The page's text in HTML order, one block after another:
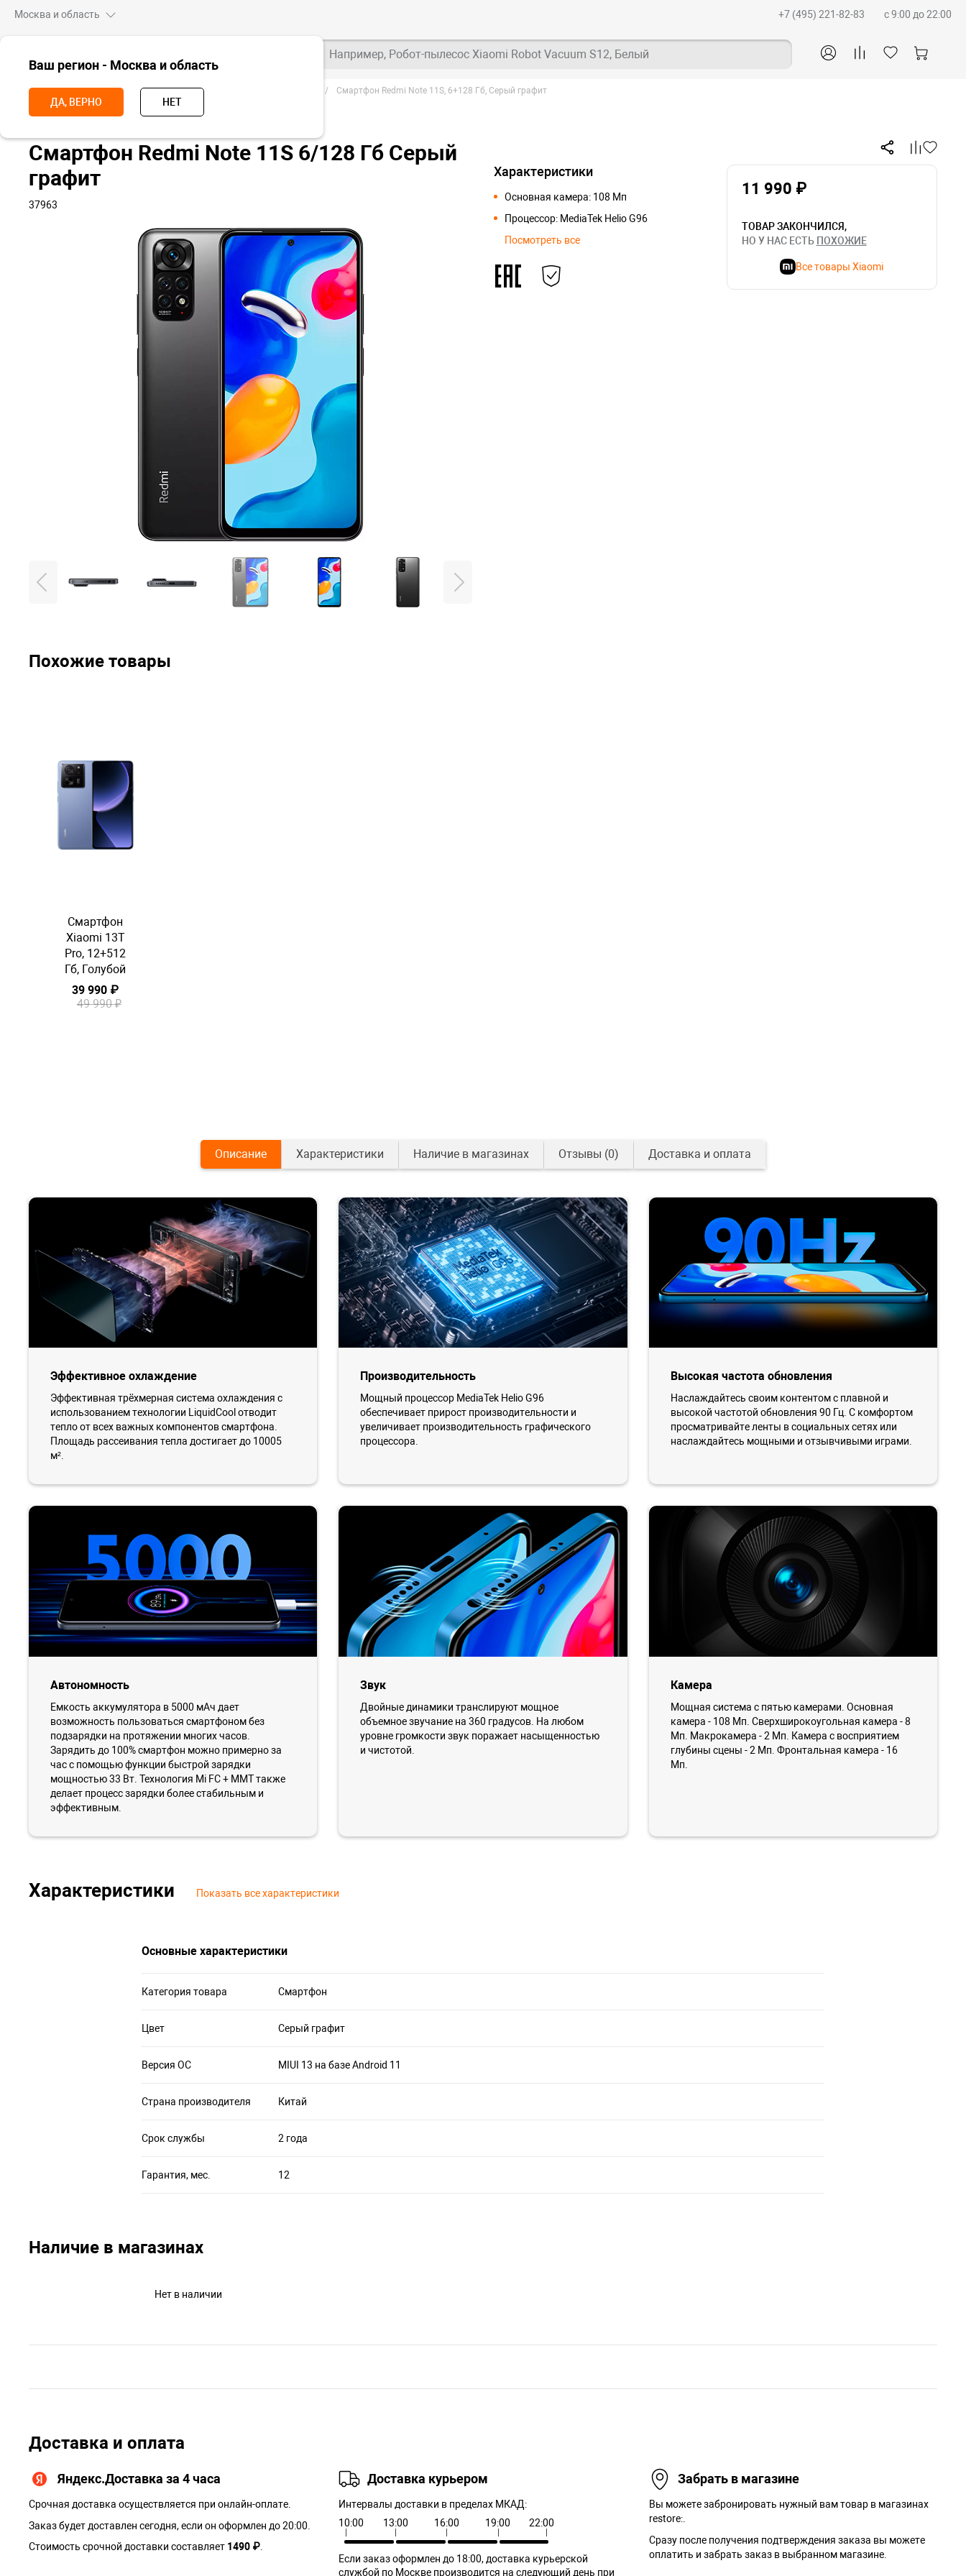
Москва и область
Ваш регион - Москва и область
ДА, ВЕРНО НЕТ
+7 (495) 221-82-83 c 9:00 до 22:00
Например, Робот-пылесос Xiaomi Robot Vacuum S12, Белый
Главная Смартфоны Redmi Redmi Note 11 Смартфон Redmi Note 11S, 6+128 Гб, Серый графит
Смартфон Redmi Note 11S 6/128 Гб Серый
графит
37963
Характеристики
Основная камера: 108 Мп
Процессор: MediaTek Helio G96
Посмотреть все
11 990 ₽
ТОВАР ЗАКОНЧИЛСЯ,
НО У НАС ЕСТЬ ПОХОЖИЕ
Все товары Xiaomi
Похожие товары
Смартфон
Xiaomi 13T
Pro, 12+512
Гб, Голубой
39 990 ₽
49 990 ₽
Описание Характеристики Наличие в магазинах Отзывы (0) Доставка и оплата
Эффективное охлаждение
Эффективная трёхмерная система охлаждения с
использованием технологии LiquidCool отводит
тепло от всех важных компонентов смартфона.
Площадь рассеивания тепла достигает до 10005
м².
Производительность
Мощный процессор MediaTek Helio G96
обеспечивает прирост производительности и
увеличивает производительность графического
процессора.
Высокая частота обновления
Наслаждайтесь своим контентом с плавной и
высокой частотой обновления 90 Гц. С комфортом
просматривайте ленты в социальных сетях или
наслаждайтесь мощными и отзывчивыми играми.
Автономность
Емкость аккумулятора в 5000 мАч дает
возможность пользоваться смартфоном без
подзарядки на протяжении многих часов.
Зарядить до 100% смартфон можно примерно за
час с помощью функции быстрой зарядки
мощностью 33 Вт. Технология Mi FC + MMT также
делает процесс зарядки более стабильным и
эффективным.
Звук
Двойные динамики транслируют мощное
объемное звучание на 360 градусов. На любом
уровне громкости звук поражает насыщенностью
и чистотой.
Камера
Мощная система с пятью камерами. Основная
камера - 108 Мп. Сверхширокоугольная камера - 8
Мп. Макрокамера - 2 Мп. Камера с восприятием
глубины сцены - 2 Мп. Фронтальная камера - 16
Мп.
Характеристики Показать все характеристики
Основные характеристики
Категория товара Смартфон
Цвет Серый графит
Версия ОС MIUI 13 на базе Android 11
Страна производителя Китай
Срок службы 2 года
Гарантия, мес. 12
Наличие в магазинах
Нет в наличии
Доставка и оплата
Яндекс.Доставка за 4 часа
Срочная доставка осуществляется при онлайн-оплате.
Заказ будет доставлен сегодня, если он оформлен до 20:00.
Стоимость срочной доставки составляет 1490 ₽
Доставка курьером
Интервалы доставки в пределах МКАД:
10:00
13:00 16:00 19:00 22:00
Если заказ оформлен до 18:00, доставка курьерской
службой по Москве производится на следующий день при
Забрать в магазине
Вы можете забронировать нужный вам товар в магазинах
restore:.
Сразу после получения подтверждения заказа вы можете
оплатить и забрать заказ в выбранном магазине.